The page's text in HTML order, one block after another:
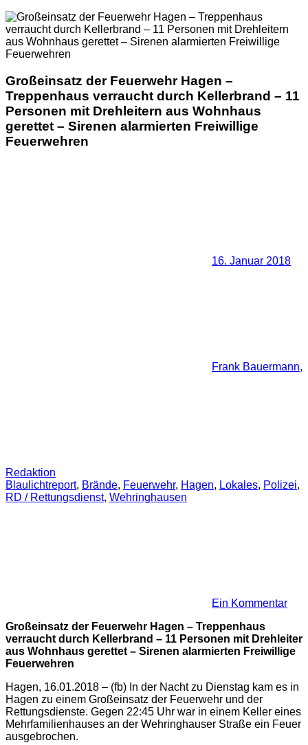
Großeinsatz der Feuerwehr Hagen –
Treppenhaus verraucht durch Kellerbrand – 11
Personen mit Drehleitern aus Wohnhaus
gerettet – Sirenen alarmierten Freiwillige
Feuerwehren
16. Januar 2018
Frank Bauermann,
Redaktion
Blaulichtreport, Brände, Feuerwehr, Hagen, Lokales, Polizei,
RD / Rettungsdienst, Wehringhausen
Ein Kommentar
Großeinsatz der Feuerwehr Hagen – Treppenhaus
verraucht durch Kellerbrand – 11 Personen mit Drehleiter
aus Wohnhaus gerettet – Sirenen alarmierten Freiwillige
Feuerwehren
Hagen, 16.01.2018 – (fb) In der Nacht zu Dienstag kam es in
Hagen zu einem Großeinsatz der Feuerwehr und der
Rettungsdienste. Gegen 22:45 Uhr war in einem Keller eines
Mehrfamilienhauses an der Wehringhauser Straße ein Feuer
ausgebrochen.